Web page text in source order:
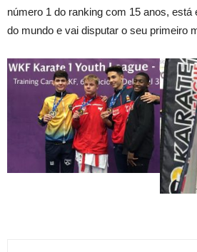
número 1 do ranking com 15 anos, está
do mundo e vai disputar o seu primeiro